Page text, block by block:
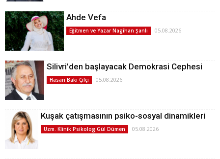
Ahde Vefa
Eğitmen ve Yazar Nagihan Şanlı 05.08.2026
Silivri'den başlayacak Demokrasi Cephesi
Hasan Baki Çifçi 05.08.2026
Kuşak çatışmasının psiko-sosyal dinamikleri
Uzm. Klinik Psikolog Gül Dümen 05.08.2026